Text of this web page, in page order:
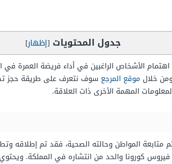
جدول المحتويات [إظهار]
الأشخاص الراغبين في أداء فريضة العمرة في
خلال موقع المرجع
المهمة الأخرى ذات العلاقة.
المواطن وحالته الصحية، فقد تم إطلاقه
كورونا والحد من انتشاره في المملكة.